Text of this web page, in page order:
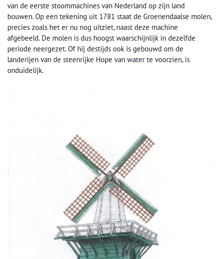
van de eerste stoommachines van Nederland op zijn land
bouwen. Op een tekening uit 1781 staat de Groenendaalse molen,
precies zoals het er nu nog uitziet, naast deze machine
afgebeeld. De molen is dus hoogst waarschijnlijk in dezelfde
periode neergezet. Of hij destijds ook is gebouwd om de
landerijen van de steenrijke Hope van water te voorzien, is
onduidelijk.